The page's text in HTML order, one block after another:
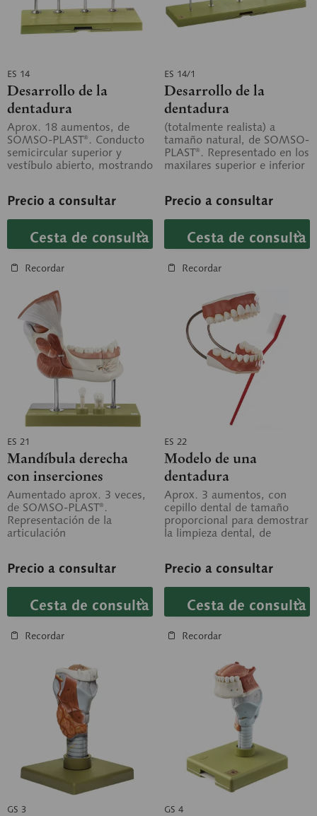
ES 14
Desarrollo de la
dentadura
Aprox. 18 aumentos, de
SOMSO-PLAST®. Conducto
semicircular superior y
vestíbulo abierto, mostrando
Precio a consultar
Cesta de consulta
Recordar
ES 14/1
Desarrollo de la
dentadura
(totalmente realista) a
tamaño natural, de SOMSO-
PLAST®. Representado en los
maxilares superior e inferior
Precio a consultar
Cesta de consulta
Recordar
ES 21
Mandíbula derecha
con inserciones
musculares
Aumentado aprox. 3 veces,
de SOMSO-PLAST®.
Representación de la
articulación
Sobre...
Precio a consultar
Cesta de consulta
Recordar
ES 22
Modelo de una
dentadura
Aprox. 3 aumentos, con
cepillo dental de tamaño
proporcional para demostrar
la limpieza dental, de
Precio a consultar
Cesta de consulta
Recordar
GS 3 GS 4